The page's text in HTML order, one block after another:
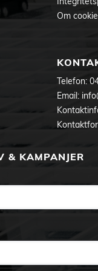
Om
Telefon:
Email:
& KAMPANJER